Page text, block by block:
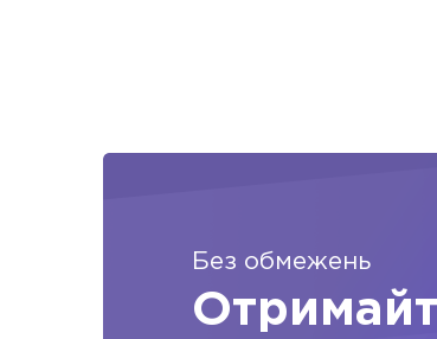
Без обмежень